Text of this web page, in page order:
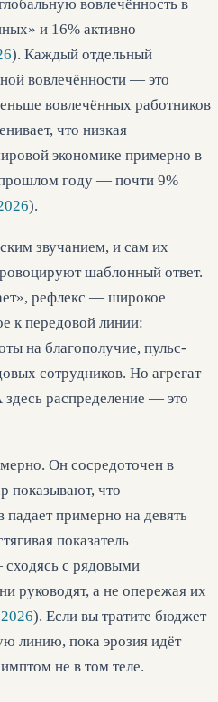
вовлечённость в
и 16% активно
). Каждый отдельный
вовлечённости — это
вовлечённых работников
что низкая
экономике примерно в
году — почти 9%
).
звучанием, и сам их
шаблонный ответ.
рефлекс — широкое
к передовой линии:
на благополучие, пульс-
сотрудников. Но агрегат
распределение — это
Он сосредоточен в
показывают, что
примерно на девять
показатель
с рядовыми
руководят, а не опережая их
). Если вы тратите бюджет
линию, пока эрозия идёт
не в том теле.